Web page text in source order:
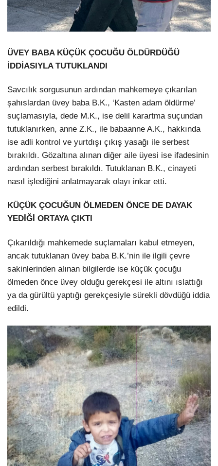
ÜVEY BABA KÜÇÜK ÇOCUĞU ÖLDÜRDÜĞÜ
İDDİASIYLA TUTUKLANDI
Savcılık sorgusunun ardından mahkemeye çıkarılan
şahıslardan üvey baba B.K., ‘Kasten adam öldürme’
suçlamasıyla, dede M.K., ise delil karartma suçundan
tutuklanırken, anne Z.K., ile babaanne A.K., hakkında
ise adli kontrol ve yurtdışı çıkış yasağı ile serbest
bırakıldı. Gözaltına alınan diğer aile üyesi ise ifadesinin
ardından serbest bırakıldı. Tutuklanan B.K., cinayeti
nasıl işlediğini anlatmayarak olayı inkar etti.
KÜÇÜK ÇOCUĞUN ÖLMEDEN ÖNCE DE DAYAK
YEDİĞİ ORTAYA ÇIKTI
Çıkarıldığı mahkemede suçlamaları kabul etmeyen,
ancak tutuklanan üvey baba B.K.’nin ile ilgili çevre
sakinlerinden alınan bilgilerde ise küçük çocuğu
ölmeden önce üvey olduğu gerekçesi ile altını ıslattığı
ya da gürültü yaptığı gerekçesiyle sürekli dövdüğü iddia
edildi.